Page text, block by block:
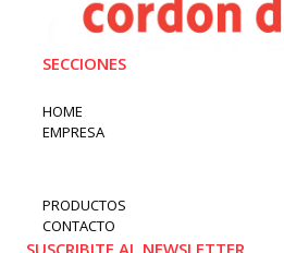
SECCIONES
HOME
EMPRESA
PRODUCTOS
CONTACTO